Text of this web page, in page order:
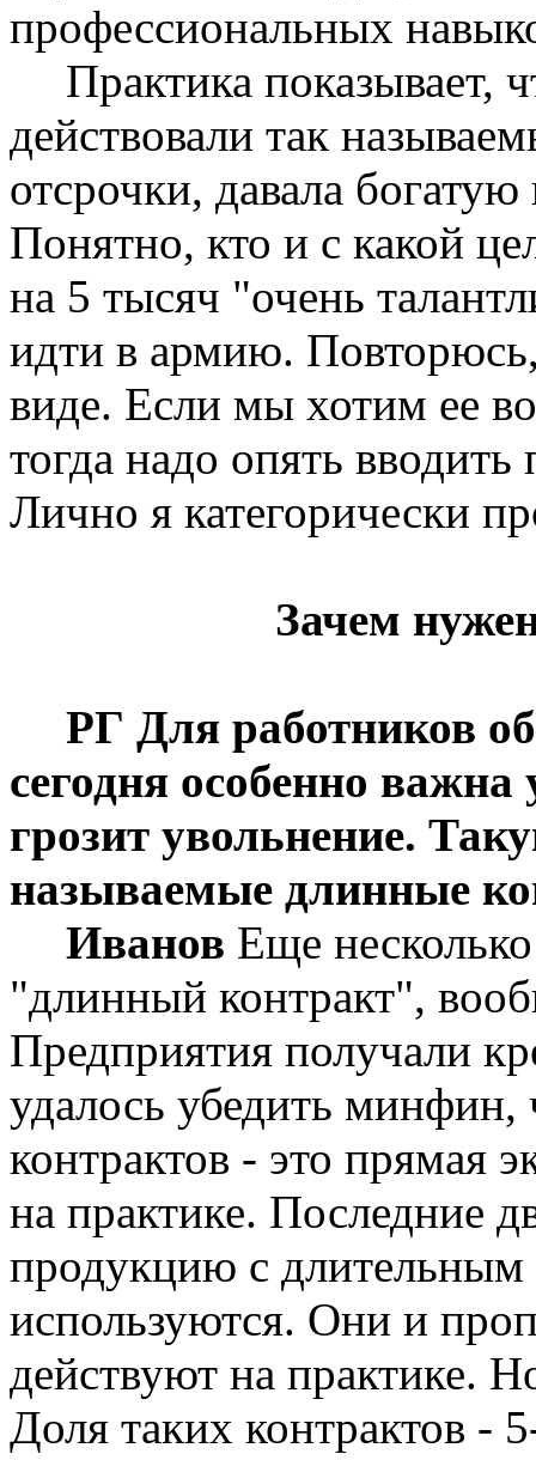
профессиональных
Практика показывает,
действовали так
отсрочки, давала
Понятно, кто и с какой
на 5 тысяч "очень
идти в армию.
виде. Если мы хотим ее
тогда надо опять
Лично я категорически
Зачем
РГ Для работников
сегодня особенно
грозит увольнение.
называемые длинные
Иванов Еще
"длинный контракт",
Предприятия получали
удалось убедить минфин,
контрактов - это прямая
на практике. Последние
продукцию с длительным
используются. Они и
действуют на практике.
Доля таких контрактов -